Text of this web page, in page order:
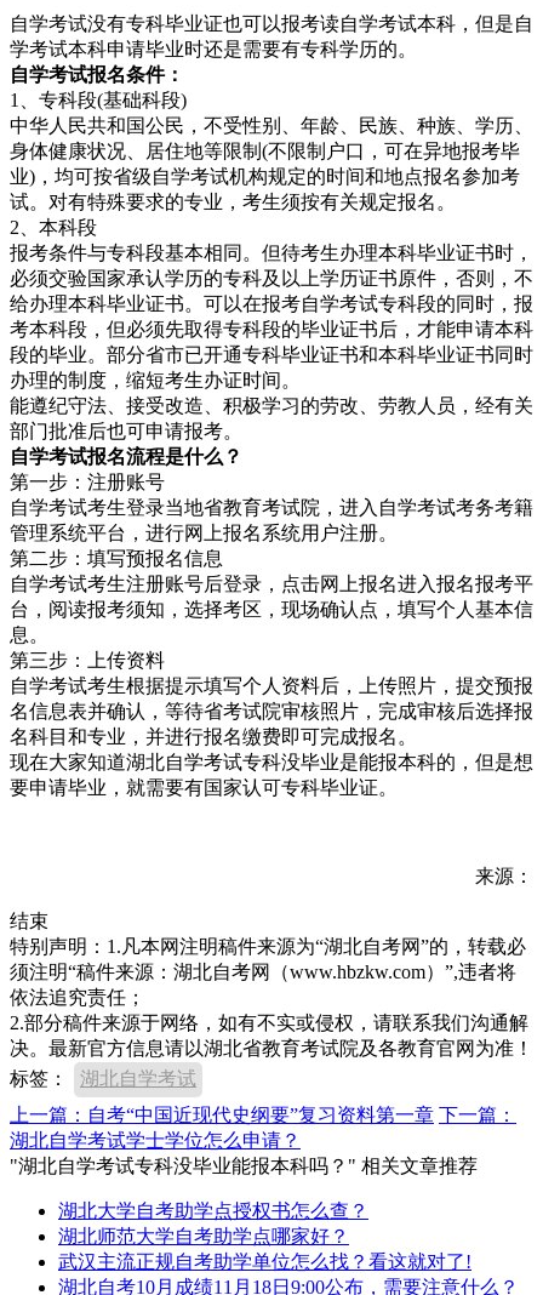
自学考试没有专科毕业证也可以报考读自学考试本科，但是自
学考试本科申请毕业时还是需要有专科学历的。
自学考试报名条件：
1、专科段(基础科段)
中华人民共和国公民，不受性别、年龄、民族、种族、学历、
身体健康状况、居住地等限制(不限制户口，可在异地报考毕
业)，均可按省级自学考试机构规定的时间和地点报名参加考
试。对有特殊要求的专业，考生须按有关规定报名。
2、本科段
报考条件与专科段基本相同。但待考生办理本科毕业证书时，
必须交验国家承认学历的专科及以上学历证书原件，否则，不
给办理本科毕业证书。可以在报考自学考试专科段的同时，报
考本科段，但必须先取得专科段的毕业证书后，才能申请本科
段的毕业。部分省市已开通专科毕业证书和本科毕业证书同时
办理的制度，缩短考生办证时间。
能遵纪守法、接受改造、积极学习的劳改、劳教人员，经有关
部门批准后也可申请报考。
自学考试报名流程是什么？
第一步：注册账号
自学考试考生登录当地省教育考试院，进入自学考试考务考籍
管理系统平台，进行网上报名系统用户注册。
第二步：填写预报名信息
自学考试考生注册账号后登录，点击网上报名进入报名报考平
台，阅读报考须知，选择考区，现场确认点，填写个人基本信
息。
第三步：上传资料
自学考试考生根据提示填写个人资料后，上传照片，提交预报
名信息表并确认，等待省考试院审核照片，完成审核后选择报
名科目和专业，并进行报名缴费即可完成报名。
现在大家知道湖北自学考试专科没毕业是能报本科的，但是想
要申请毕业，就需要有国家认可专科毕业证。
来源：
结束
特别声明：1.凡本网注明稿件来源为“湖北自考网”的，转载必
须注明“稿件来源：湖北自考网（www.hbzkw.com）”,违者将
依法追究责任；
2.部分稿件来源于网络，如有不实或侵权，请联系我们沟通解
决。最新官方信息请以湖北省教育考试院及各教育官网为准！
标签：
湖北自学考试
上一篇：自考“中国近现代史纲要”复习资料第一章 下一篇：
湖北自学考试学士学位怎么申请？
"湖北自学考试专科没毕业能报本科吗？" 相关文章推荐
湖北大学自考助学点授权书怎么查？
湖北师范大学自考助学点哪家好？
武汉主流正规自考助学单位怎么找？看这就对了!
湖北自考10月成绩11月18日9:00公布，需要注意什么？